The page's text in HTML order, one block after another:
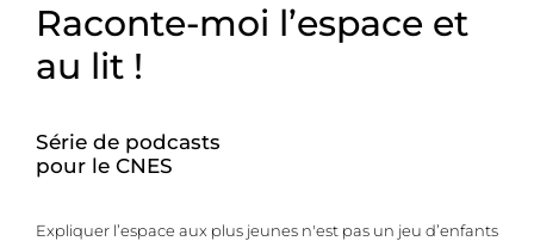
Raconte-moi l’espace et
au lit !
Série de podcasts
pour le CNES
Expliquer l’espace aux plus jeunes n'est pas un jeu d’enfants